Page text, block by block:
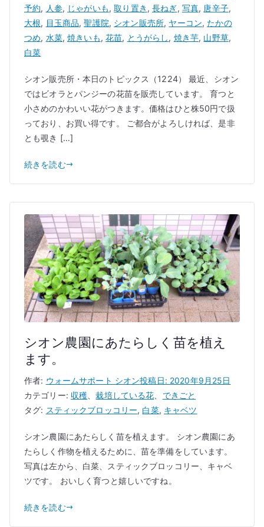
予約, 人参, じゃがいも,取り置き ,長ねぎ, 写真, 唐辛子,
大根, 目玉商品,聖護院, シオン販売所, ヤーコン, たかの
つめ, 水菜,焼きいも,花苗, とうがらし, 焼き芋, 山野草,
白菜
シオン販売所・本日のトピックス（1224） 最近、シオン
ではビオラとパンジーの花苗を販売しています。 育つと
小さめのかわいい花がつきます。価格はひと株50円で扱
っており、お買い得です。 ご都合がよろしければ、是非
とも覗き […]
続きを読む
シオン農園にあたらしく苗を植え
ます。
作者: ウォームサポート シオン投稿日: 2020年9月25日
カテゴリー: 収穫 、栽培している花
できごと
タグ: スティックブロッコリー, 白菜, キャベツ
シオン農園にあたらしく苗を植えます。 シオン農園にあ
たらしく作物を植えるために、苗を準備をしています。
写真は左から、白菜、スティックブロッコリー、キャベ
ツです。 おいしく育つと嬉しいですね。
続きを読む